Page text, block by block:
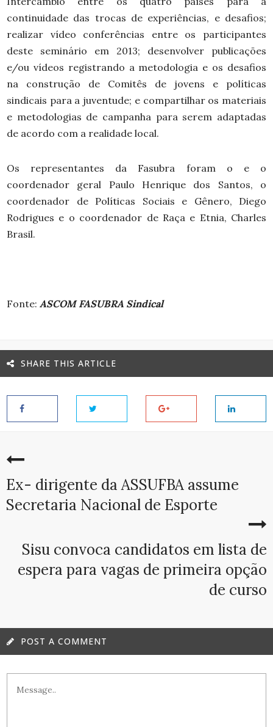
continuidade das trocas de experiências, e desafios;
realizar vídeo conferências entre os participantes
deste seminário em 2013; desenvolver publicações
e/ou vídeos registrando a metodologia e os desafios
na construção de Comitês de jovens e políticas
sindicais para a juventude; e compartilhar os materiais
e metodologias de campanha para serem adaptadas
de acordo com a realidade local.
Os representantes da Fasubra foram o e o
coordenador geral Paulo Henrique dos Santos, o
coordenador de Políticas Sociais e Gênero, Diego
Rodrigues e o coordenador de Raça e Etnia, Charles
Brasil.
Fonte: ASCOM FASUBRA Sindical
SHARE THIS ARTICLE
Ex- dirigente da ASSUFBA assume
Secretaria Nacional de Esporte
Sisu convoca candidatos em lista de
espera para vagas de primeira opção
de curso
POST A COMMENT